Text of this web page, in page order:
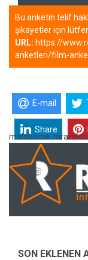
Bu anketin telif
şikayetler için
URL: https://
anketleri/film-
E-mail
Share
malabacak
SON EKLENEN